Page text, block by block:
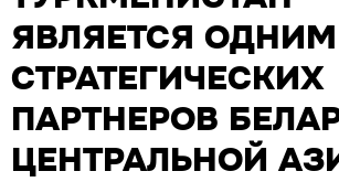
ЯВЛЯЕТСЯ
СТРАТЕГИЧЕСКИХ
ПАРТНЕРОВ
ЦЕНТРАЛЬНОЙ